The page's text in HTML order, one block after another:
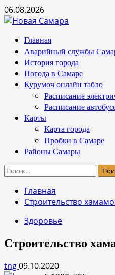
Перейти
к
06.08.2026
Основное
меню
Главная
Аварийный службы
История города
Погода в Самаре
Курумоч онлайн табло
Расписание
Расписание
Карты
Карта города
Пробки в Самаре
Районы Самары
Найти:
Главная
Строительство
Здоровье
Строительство
tng09.10.2020